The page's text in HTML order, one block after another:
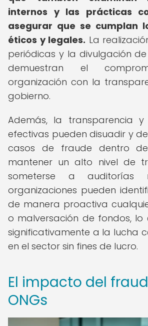
internos y las prácticas
asegurar que se cumplan
éticos y legales. La
periódicas y la divulgación
demuestran el
organización con la
gobierno.
Además, la transparencia
efectivas pueden disuadir y
casos de fraude dentro
mantener un alto nivel de
someterse a auditorías
organizaciones pueden
de manera proactiva
o malversación de fondos, lo
significativamente a la lucha
en el sector sin fines de lucro.
El impacto del
ONGs